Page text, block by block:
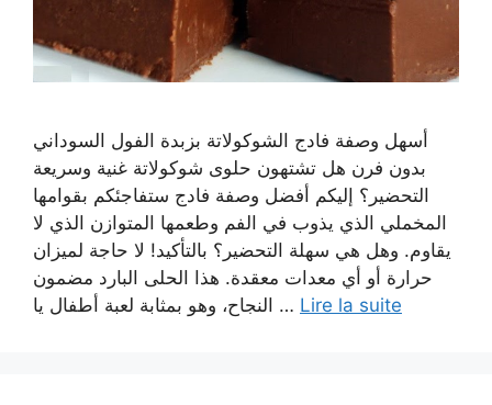
أسهل وصفة فادج الشوكولاتة بزبدة الفول السوداني
بدون فرن هل تشتهون حلوى شوكولاتة غنية وسريعة
التحضير؟ إليكم أفضل وصفة فادج ستفاجئكم بقوامها
المخملي الذي يذوب في الفم وطعمها المتوازن الذي لا
يقاوم. وهل هي سهلة التحضير؟ بالتأكيد! لا حاجة لميزان
حرارة أو أي معدات معقدة. هذا الحلى البارد مضمون
النجاح، وهو بمثابة لعبة أطفال يا … Lire la suite